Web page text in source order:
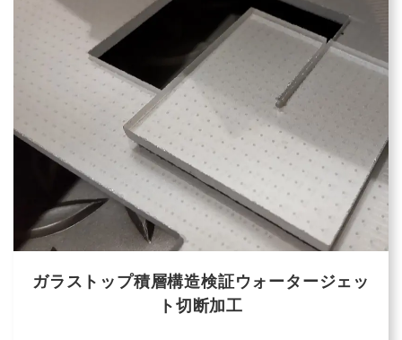
ガラストップ積層構造検証ウォータージェッ
ト切断加工